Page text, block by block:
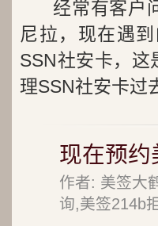
经常有客户
尼拉，现在遇
SSN社安卡，
理SSN社安卡过
现在预约
作者: 美签大
询,美签214b